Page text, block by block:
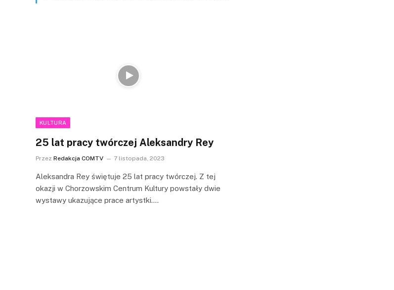
KULTURA
25 lat pracy twórczej Aleksandry Rey
Przez Redakcja COMTV 7 listopada, 2023
Aleksandra Rey świętuje 25 lat pracy twórczej. Z tej
okazji w Chorzowskim Centrum Kultury powstały dwie
wystawy ukazujące prace artystki.…